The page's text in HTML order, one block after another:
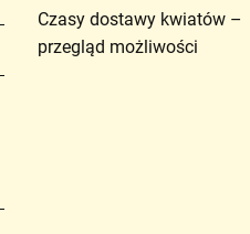
Czasy dostawy kwiatów –
przegląd możliwości